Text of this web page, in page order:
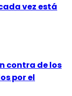
vez está
contra de los
por el